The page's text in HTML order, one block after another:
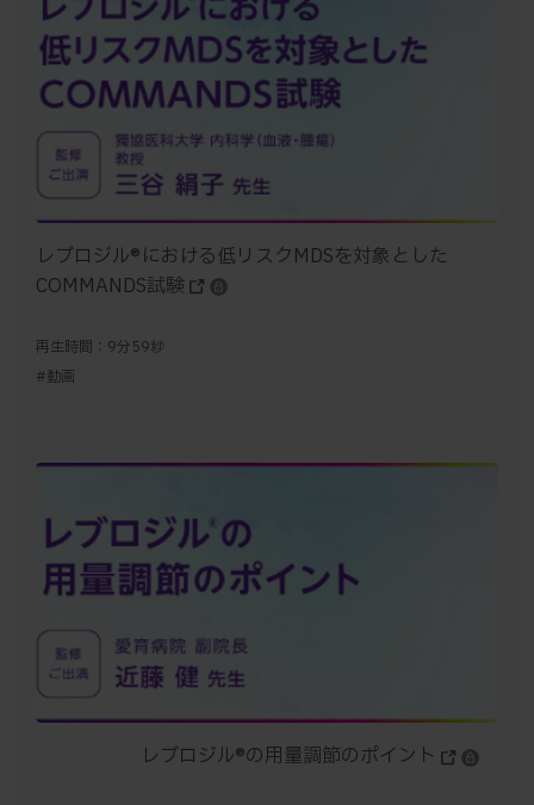
レブロジル®における低リスクMDSを対象とした
COMMANDS試験
再生時間：9分59秒
#動画
レブロジル®の用量調節のポイント